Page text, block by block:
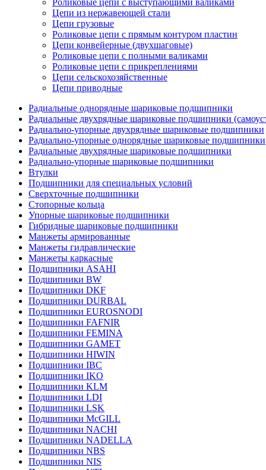
Роликовые цепи с выступающими валиками
Цепи из нержавеющей стали
Цепи грузовые
Роликовые цепи с прямым контуром пластин
Цепи конвейерные (двухшаговые)
Роликовые цепи с полными валиками
Роликовые цепи с прикреплениями
Цепи сельскохозяйственные
Цепи приводные
Радиальные однорядные шариковые подшипники
Радиальные двухрядные шариковые подшипники
Радиально-упорные двухрядные шариковые подшипники
Радиально-упорные однорядные шариковые подшипники
Радиальные двухрядные шариковые подшипники
Радиально-упорные шариковые подшипники
Втулки
Подшипники для специальных условий
Сверхточные подшипники
Стопорные кольца
Упорные шариковые подшипники
Гибридные шариковые подшипники
Манжеты армированные
Манжеты гидравлические
Манжеты каркасные
Подшипники ASAHI
Подшипники BW
Подшипники DKF
Подшипники DURBAL
Подшипники EUROSNODI
Подшипники FAFNIR
Подшипники FEMINA
Подшипники GAMET
Подшипники HIWIN
Подшипники IBC
Подшипники IKO
Подшипники KLM
Подшипники LDI
Подшипники LSK
Подшипники McGILL
Подшипники NACHI
Подшипники NADELLA
Подшипники NBS
Подшипники NIS